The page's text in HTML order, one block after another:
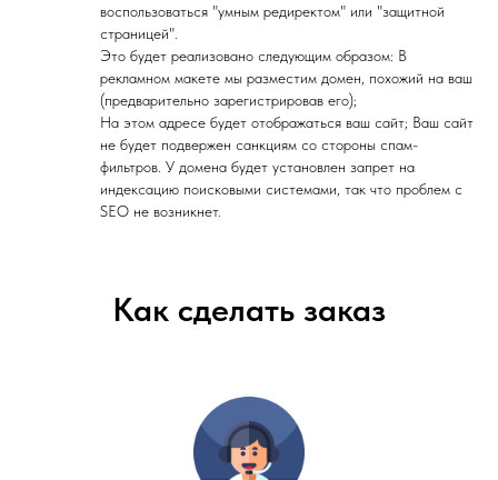
воспользоваться "умным редиректом" или "защитной
страницей".
Это будет реализовано следующим образом: В
рекламном макете мы разместим домен, похожий на ваш
(предварительно зарегистрировав его);
На этом адресе будет отображаться ваш сайт; Ваш сайт
не будет подвержен санкциям со стороны спам-
фильтров. У домена будет установлен запрет на
индексацию поисковыми системами, так что проблем с
SEO не возникнет.
Как сделать заказ